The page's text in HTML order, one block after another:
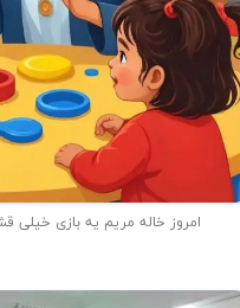
امروز خاله مریم یه بازی خیلی